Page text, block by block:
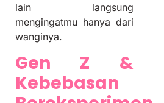
lain langsung
mengingatmu hanya dari
wanginya.
Gen Z &
Kebebasan